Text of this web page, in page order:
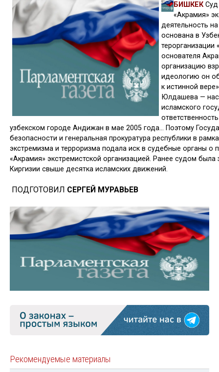
БИШКЕКСуд
«Акрамия»
деятель­ность
основана в
терорганизации
основате­ля
организацию
идеологию он
к истинной
Юл­дашева —
исламского
узбекском городе Андижан в мае 2005 года… Поэтому
безопасности и гене­ральная прокуратура республики в
экстремизма и терро­ризма подала иск в судебные орга­ны о
«Акрамия» экстремистской организацией. Ранее судом
Киргизии свыше десятка ис­ламских движений.
ПОДГОТОВИЛ СЕРГЕЙ МУРАВЬЕВ
Рекомендуемые материалы